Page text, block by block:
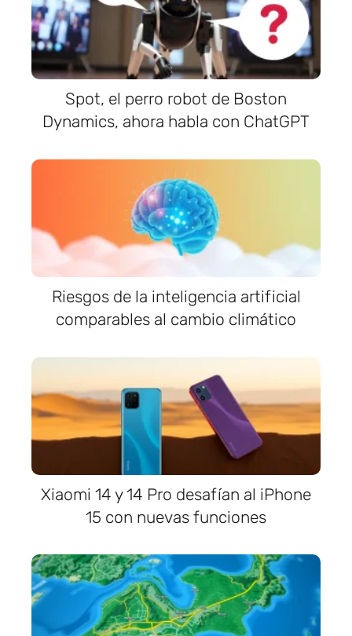
Spot, el perro robot de Boston
Dynamics, ahora habla con ChatGPT
Riesgos de la inteligencia artificial
comparables al cambio climático
Xiaomi 14 y 14 Pro desafían al iPhone
15 con nuevas funciones